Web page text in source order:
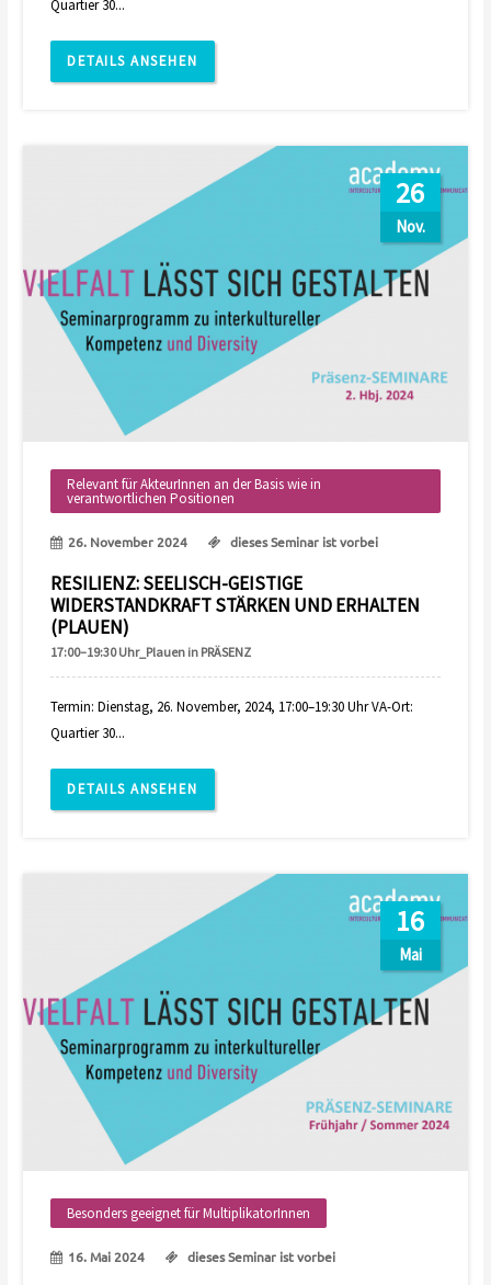
Quartier 30...
DETAILS ANSEHEN
26
Nov.
Relevant für AkteurInnen an der Basis wie in
verantwortlichen Positionen
26. November 2024 dieses Seminar ist vorbei
RESILIENZ: SEELISCH-GEISTIGE
WIDERSTANDKRAFT STÄRKEN UND ERHALTEN
(PLAUEN)
17:00–19:30 Uhr_Plauen in PRÄSENZ
Termin: Dienstag, 26. November, 2024, 17:00–19:30 Uhr VA-Ort:
Quartier 30...
DETAILS ANSEHEN
16
Mai
Besonders geeignet für MultiplikatorInnen
16. Mai 2024 dieses Seminar ist vorbei